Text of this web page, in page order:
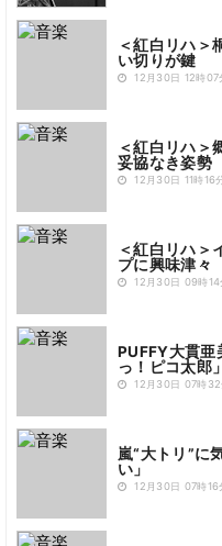
＜紅白リハ＞
い切りが鍵
12月30日 12時07
＜紅白リハ＞
妥協なき姿勢
12月30日 11時16
＜紅白リハ＞
プに興味津々
12月30日 09時14
PUFFY大貫亜
っ！ピコ太郎」
12月30日 07時32
嵐“大トリ”に
い」
12月30日 07時16